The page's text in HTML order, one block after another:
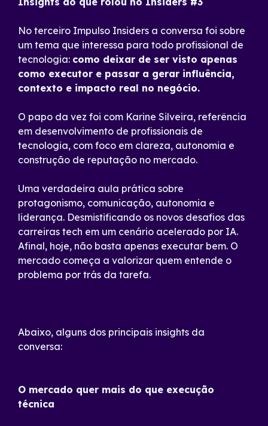
No terceiro Impulso Insiders a conversa foi sobre
um tema que interessa para todo profissional de
tecnologia: como deixar de ser visto apenas
como executor e passar a gerar influência,
contexto e impacto real no negócio.
O papo da vez foi com Karine Silveira, referência
em desenvolvimento de profissionais de
tecnologia, com foco em clareza, autonomia e
construção de reputação no mercado.
Uma verdadeira aula prática sobre
protagonismo, comunicação, autonomia e
liderança. Desmistificando os novos desafios das
carreiras tech em um cenário acelerado por IA.
Afinal, hoje, não basta apenas executar bem. O
mercado começa a valorizar quem entende o
problema por trás da tarefa.
Abaixo, alguns dos principais insights da
conversa:
O mercado quer mais do que execução
técnica